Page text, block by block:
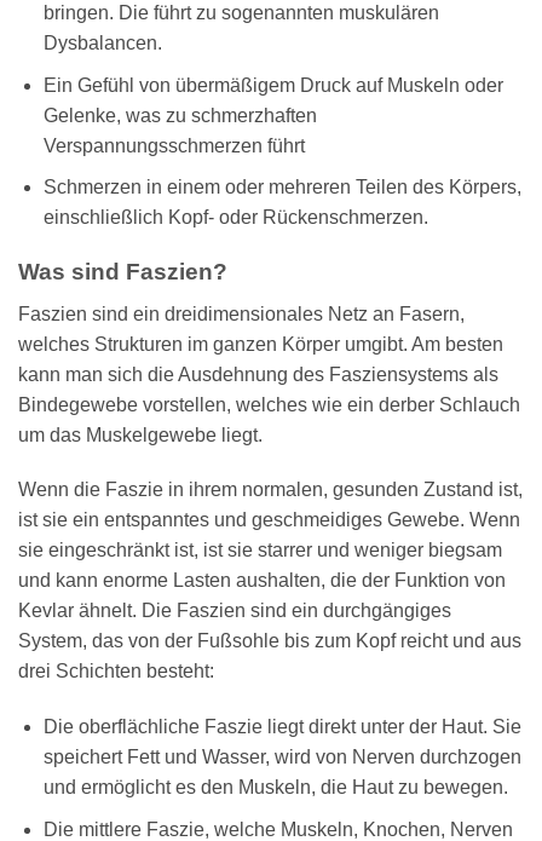
bringen. Die führt zu sogenannten muskulären
Dysbalancen.
Ein Gefühl von übermäßigem Druck auf Muskeln oder
Gelenke, was zu schmerzhaften
Verspannungsschmerzen führt
Schmerzen in einem oder mehreren Teilen des Körpers,
einschließlich Kopf- oder Rückenschmerzen.
Was sind Faszien?
Faszien sind ein dreidimensionales Netz an Fasern,
welches Strukturen im ganzen Körper umgibt. Am besten
kann man sich die Ausdehnung des Fasziensystems als
Bindegewebe vorstellen, welches wie ein derber Schlauch
um das Muskelgewebe liegt.
Wenn die Faszie in ihrem normalen, gesunden Zustand ist,
ist sie ein entspanntes und geschmeidiges Gewebe. Wenn
sie eingeschränkt ist, ist sie starrer und weniger biegsam
und kann enorme Lasten aushalten, die der Funktion von
Kevlar ähnelt. Die Faszien sind ein durchgängiges
System, das von der Fußsohle bis zum Kopf reicht und aus
drei Schichten besteht:
Die oberflächliche Faszie liegt direkt unter der Haut. Sie
speichert Fett und Wasser, wird von Nerven durchzogen
und ermöglicht es den Muskeln, die Haut zu bewegen.
Die mittlere Faszie, welche Muskeln, Knochen, Nerven